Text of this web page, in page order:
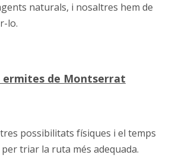
naturals, i nosaltres hem de
lo.
ermites de Montserrat
possibilitats físiques i el temps
triar la ruta més adequada.